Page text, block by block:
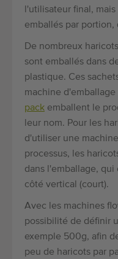
l'utilisateur final,
emballés par portion,
De nombreux
sont emballés dans
plastique. Ces
machine d'emballage
pack emballent le
leur nom. Pour les
d'utiliser une
processus, les
dans l'emballage,
côté vertical (court).
Avec les machines
possibilité de définir
exemple 500g, afin
peu de haricots par